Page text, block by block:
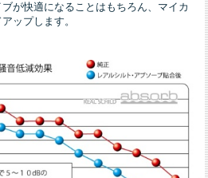
が快適になることはもちろん、マイカ
ップします。